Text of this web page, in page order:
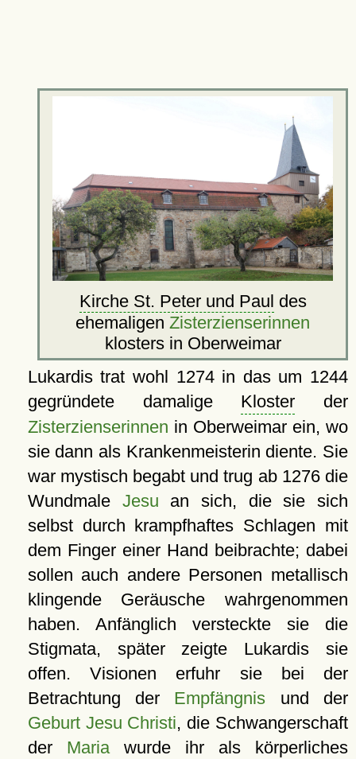
Kirche St. Peter und Paul des
ehemaligenZisterzienserinnen
klosters in Oberweimar
Lukardis trat wohl 1274 in das um 1244
gegründete damalige Kloster der
Zisterzienserinnen in Oberweimar ein, wo
sie dann als Krankenmeisterin diente. Sie
war mystisch begabt und trug ab 1276 die
Wundmale Jesu an sich, die sie sich
selbst durch krampfhaftes Schlagen mit
dem Finger einer Hand beibrachte; dabei
sollen auch andere Personen metallisch
klingende Geräusche wahrgenommen
haben. Anfänglich versteckte sie die
Stigmata, später zeigte Lukardis sie
offen. Visionen erfuhr sie bei der
Betrachtung der Empfängnis und der
Geburt Jesu Christi, die Schwangerschaft
der Mariawurde ihr als körperliches